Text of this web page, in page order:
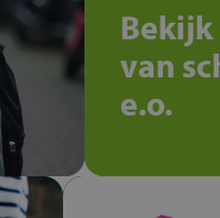
van
e.o.